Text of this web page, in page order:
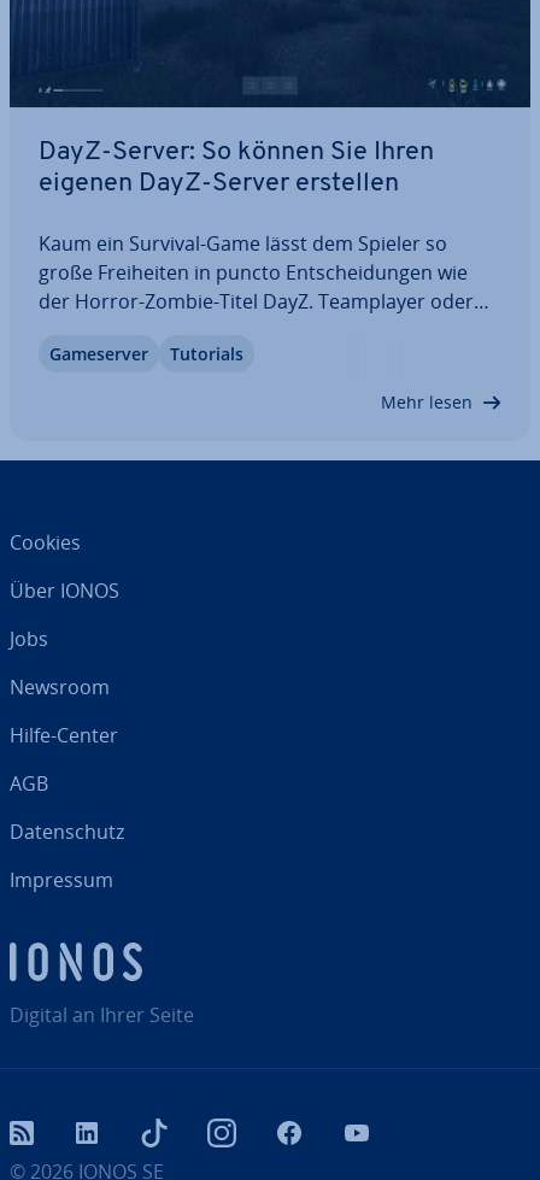
DayZ-Server: So können Sie Ihren
eigenen DayZ-Server erstellen
Kaum ein Survival-Game lässt dem Spieler so
große Frei­hei­ten in puncto Ent­schei­dun­gen wie
der Horror-Zombie-Titel DayZ. Team­play­er oder
rin­nen und Nutzern. Wer gemeinsam mit anderen
Game­ser­ver Tutorials
Mehr lesen
Digital an Ihrer Seite
Cookies
Über IONOS
Jobs
Newsroom
Hilfe-Center
AGB
Da­ten­schutz
Impressum
© 2026 IONOS SE
RSS LinkedIn tiktok InstagramFacebook